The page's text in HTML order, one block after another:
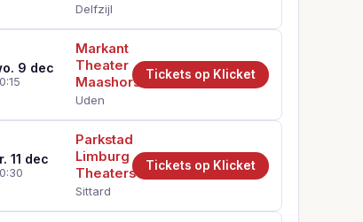
Delfzijl
9 dec
Markant
Theater
Maashorst
Uden
Tickets op Klicket
11 dec
Parkstad
Limburg
Theaters
Sittard
Tickets op Klicket